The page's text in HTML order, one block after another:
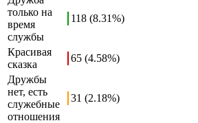
только на
время
службы
118 (8.31%)
Красивая
сказка
65 (4.58%)
Дружбы
нет, есть
служебные
отношения
31 (2.18%)